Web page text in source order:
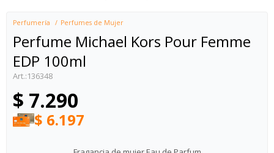
Perfumería Perfumes de Mujer
Perfume Michael Kors Pour Femme
EDP 100ml
136348
$ 7.290
$ 6.197